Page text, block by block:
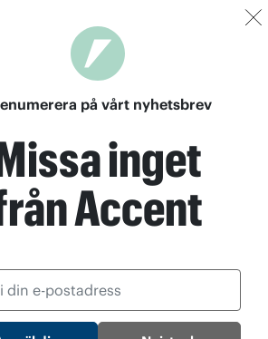
på vårt nyhetsbrev
inget
Accent